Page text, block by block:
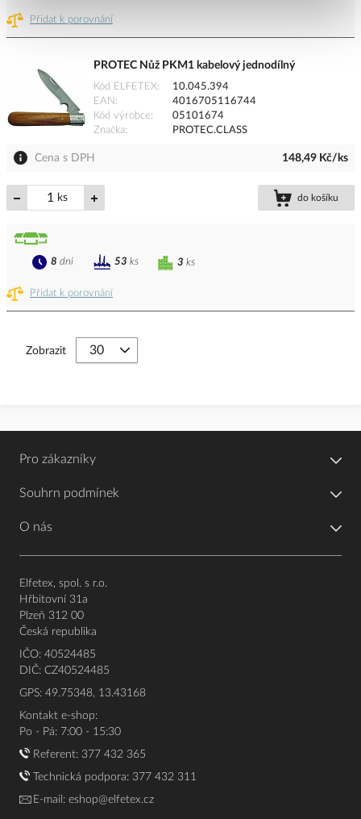
Přidat k porovnání
PROTEC Nůž PKM1 kabelový jednodílný
Kód ELFETEX
10.045.394
EAN
4016705116744
Kód výrobce
05101674
Značka
PROTEC.CLASS
Cena s DPH 148,49 Kč/ks
ks do košíku
Přidat k porovnání
3 ks
8 dní 53 ks
Zobrazit
Pro zákazníky
Souhrn podmínek
O nás
Elfetex, spol. s r.o.
Hřbitovní 31a
Plzeň 312 00
Česká republika
IČO: 40524485
DIČ: CZ40524485
GPS: 49.75348, 13.43168
Kontakt e-shop:
Po - Pá: 7:00 - 15:30
Referent: 377 432 365
Technická podpora: 377 432 311
E-mail: eshop@elfetex.cz